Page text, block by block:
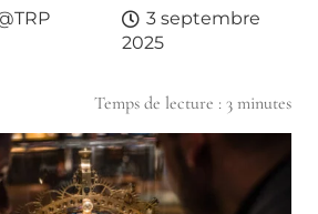
3 septembre
2025
Temps de lecture : 3 minutes